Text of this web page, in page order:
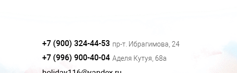
+7 (900) 324-44-53 пр-т. Ибрагимова, 24
+7 (996) 900-40-04 Аделя Кутуя, 68а